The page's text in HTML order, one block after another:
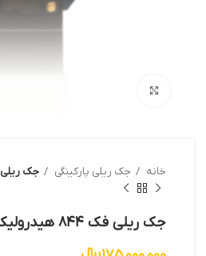
خانه جک ریلی پارکینگی جک ریلی FAAC
جک ریلی فک ۸۴۴ هیدرولیک تردد نامحدود